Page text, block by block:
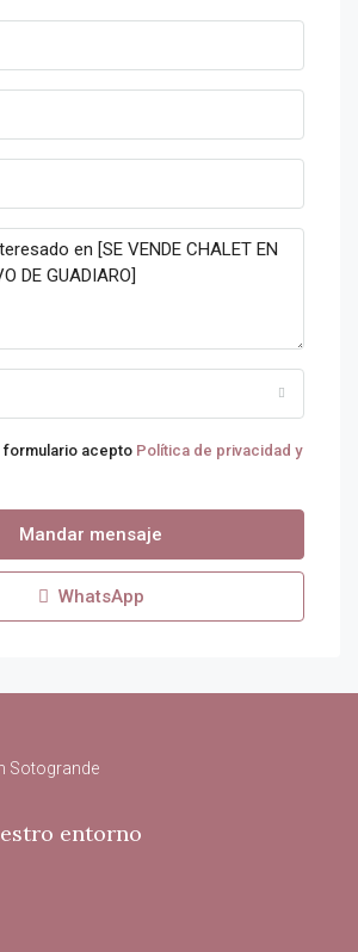
formulario acepto Política de privacidad y
Mandar mensaje
WhatsApp
entorno